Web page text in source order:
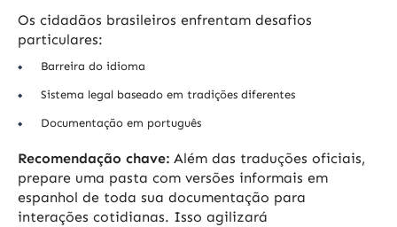
Os cidadãos brasileiros enfrentam desafios
particulares:
Barreira do idioma
Sistema legal baseado em tradições diferentes
Documentação em português
Recomendação chave: Além das traduções oficiais,
prepare uma pasta com versões informais em
espanhol de toda sua documentação para
interações cotidianas. Isso agilizará